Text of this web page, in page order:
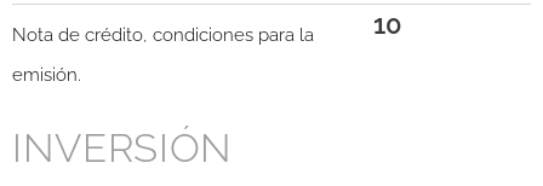
Nota de crédito, condiciones para la
emisión.
10
INVERSIÓN